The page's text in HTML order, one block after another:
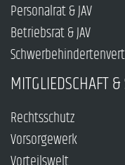
Personalrat & JAV
Betriebsrat & JAV
MITGLIEDSCHAFT
Rechtsschutz
Vorsorgewerk